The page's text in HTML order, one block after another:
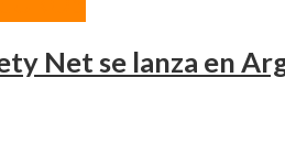
Net se lanza en